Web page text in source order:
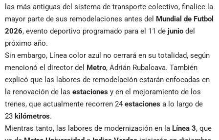
las más antiguas del sistema de transporte colectivo, finalice la
mayor parte de sus remodelaciones antes del
Mundial de Futbol
2026, evento deportivo programado para el 11 de junio del
próximo año.
Sin embargo, Línea color azul no cerrará en su totalidad, según
mencionó el director del
Metro, Adrián Rubalcava. También
explicó que las labores de remodelación estarán enfocadas en
la renovación de las estaciones y en el mejoramiento de los
trenes, que actualmente recorren 24 estaciones a lo largo de
23 kilómetros.
Mientras tanto, las labores de modernización en la Línea 3, que